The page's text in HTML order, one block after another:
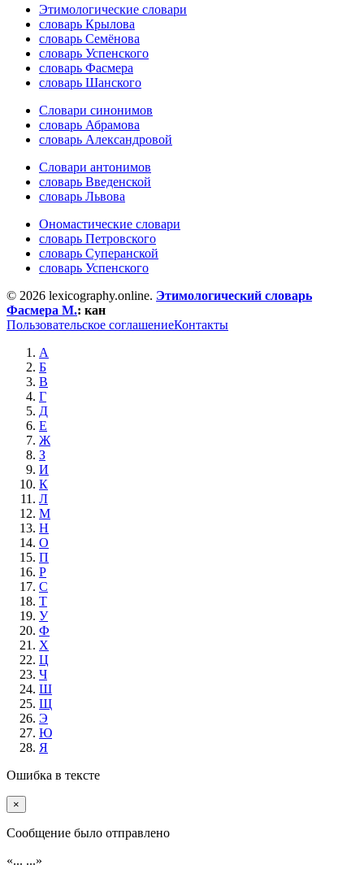
Этимологические словари
словарь Крылова
словарь Семёнова
словарь Успенского
словарь Фасмера
словарь Шанского
Словари синонимов
словарь Абрамова
словарь Александровой
Словари антонимов
словарь Введенской
словарь Львова
Ономастические словари
словарь Петровского
словарь Суперанской
словарь Успенского
© 2026 lexicography.online. Этимологический словарь
Фасмера М.: кан
Пользовательское соглашениеКонтакты
А
Б
В
Г
Д
Е
Ж
З
И
К
Л
М
Н
О
П
Р
С
Т
У
Ф
Х
Ц
Ч
Ш
Щ
Э
Ю
Я
Ошибка в тексте
×
Cообщение было отправлено
«... ...»